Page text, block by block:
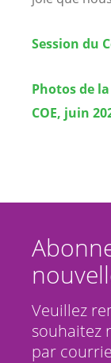
Session du
Photos de
COE, juin
Veuillez
souhaitez
par